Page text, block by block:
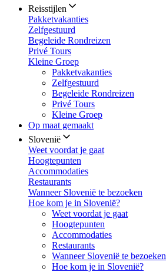
Reisstijlen
Pakketvakanties
Zelfgestuurd
Begeleide Rondreizen
Privé Tours
Kleine Groep
Pakketvakanties
Zelfgestuurd
Begeleide Rondreizen
Privé Tours
Kleine Groep
Op maat gemaakt
Slovenië
Weet voordat je gaat
Hoogtepunten
Accommodaties
Restaurants
Wanneer Slovenië te bezoeken
Hoe kom je in Slovenië?
Weet voordat je gaat
Hoogtepunten
Accommodaties
Restaurants
Wanneer Slovenië te bezoeken
Hoe kom je in Slovenië?